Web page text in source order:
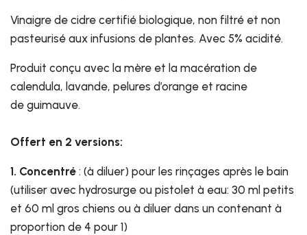
Vinaigre de cidre certifié biologique, non filtré et non
pasteurisé aux infusions de plantes. Avec 5% acidité.
Produit conçu avec la mère et la macération de
calendula, lavande, pelures d’orange et racine
de guimauve.
Offert en 2 versions:
1. Concentré : (à diluer) pour les rinçages après le bain
(utiliser avec hydrosurge ou pistolet à eau: 30 ml petits
et 60 ml gros chiens ou à diluer dans un contenant à
proportion de 4 pour 1)